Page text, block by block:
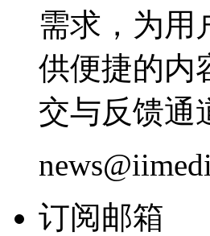
需求，为用
供便捷的内
交与反馈通
订阅邮箱